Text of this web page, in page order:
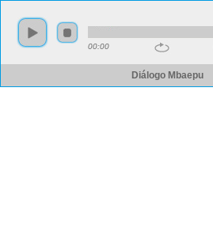
00:00
Diálogo Mbaepu